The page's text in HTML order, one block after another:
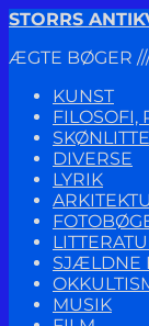
Spring
navigation
Spring
indhold
STORRS
ÆGTE BØGER
KUNST
FILOSOFI,
DIVERSE
LYRIK
SJÆLDNE
MUSIK